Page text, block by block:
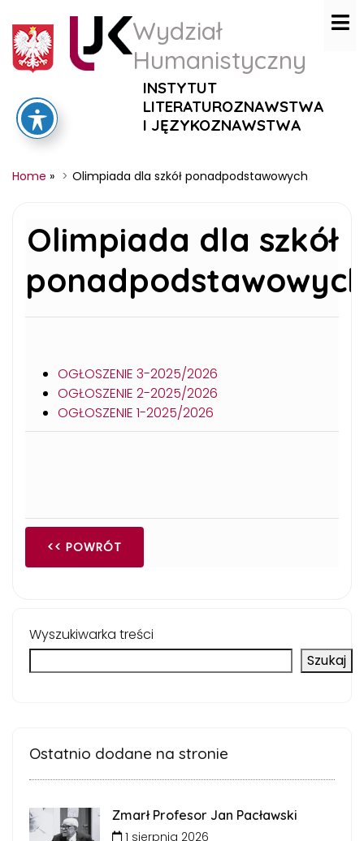
Wydział
Humanistyczny
INSTYTUT
LITERATUROZNAWSTWA
I JĘZYKOZNAWSTWA
Home » Olimpiada dla szkół ponadpodstawowych
Olimpiada dla szkół
OGŁOSZENIE 3-2025/2026
OGŁOSZENIE 2-2025/2026
OGŁOSZENIE 1-2025/2026
<< POWRÓT
Wyszukiwarka treści
Szukaj
Ostatnio dodane na stronie
Zmarł Profesor Jan Pacławski
1 sierpnia 2026